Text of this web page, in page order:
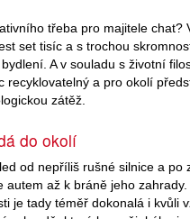
třeba pro majitele chat?
set tisíc a s trochou
A v souladu s životní
recyklovatelný a pro okolí
zátěž.
do okolí
od nepříliš rušné silnice a po
autem až k bráně jeho zahrady.
je tady téměř dokonalá i kvůli